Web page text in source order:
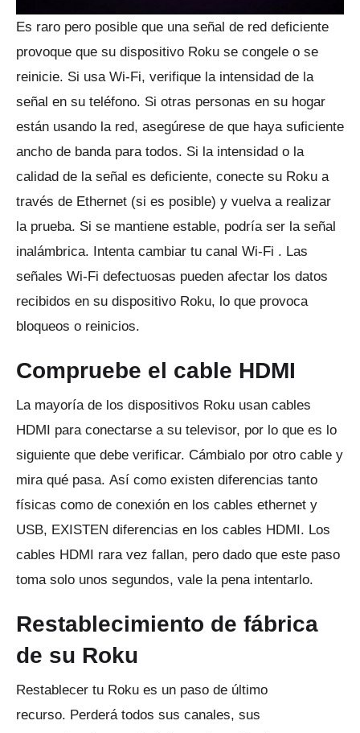
Es raro pero posible que una señal de red deficiente
provoque que su dispositivo Roku se congele o se
reinicie. Si usa Wi-Fi, verifique la intensidad de la
señal en su teléfono. Si otras personas en su hogar
están usando la red, asegúrese de que haya suficiente
ancho de banda para todos. Si la intensidad o la
calidad de la señal es deficiente, conecte su Roku a
través de Ethernet (si es posible) y vuelva a realizar
la prueba. Si se mantiene estable, podría ser la señal
inalámbrica. Intenta cambiar tu canal Wi-Fi . Las
señales Wi-Fi defectuosas pueden afectar los datos
recibidos en su dispositivo Roku, lo que provoca
bloqueos o reinicios.
Compruebe el cable HDMI
La mayoría de los dispositivos Roku usan cables
HDMI para conectarse a su televisor, por lo que es lo
siguiente que debe verificar. Cámbialo por otro cable y
mira qué pasa. Así como existen diferencias tanto
físicas como de conexión en los cables ethernet y
USB, EXISTEN diferencias en los cables HDMI. Los
cables HDMI rara vez fallan, pero dado que este paso
toma solo unos segundos, vale la pena intentarlo.
Restablecimiento de fábrica
de su Roku
Restablecer tu Roku es un paso de último
recurso. Perderá todos sus canales, sus